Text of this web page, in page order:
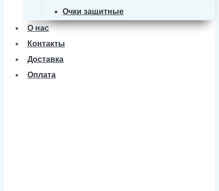
Очки защитные
О нас
Контакты
Доставка
Оплата